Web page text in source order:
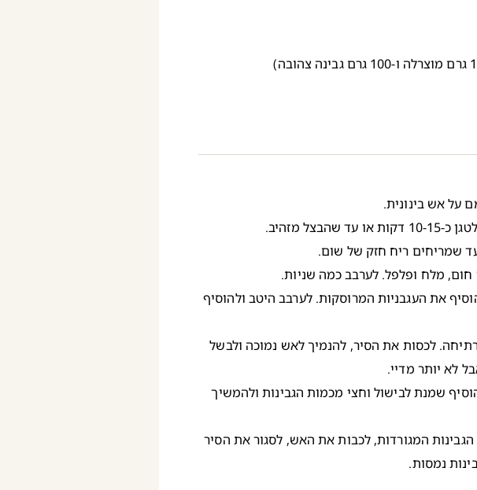
על אש בינונית.
מזהיב.
שמריחים ריח חזק של שום.
מלח ופלפל. לערבב כמה שניות.
את העגבניות המרוסקות. לערבב היטב ולהוסיף
לכסות את הסיר, להנמיך לאש נמוכה ולבשל
שמנת לבישול וחצי מכמות הגבינות ולהמשיך
המגורדות, לכבות את האש, לסגור את הסיר